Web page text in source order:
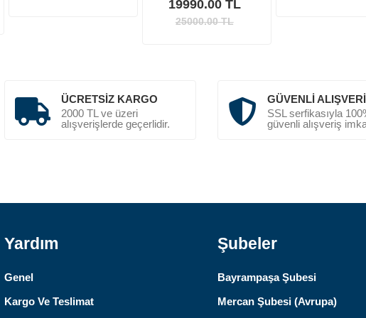
19990.00 TL
25000.00TL
ÜCRETSIZ KARGO
2000 TL ve üzeri
alışverişlerde geçerlidir.
GÜVENLI
SSL serfikasıyla
güvenli alışveriş
Yardım
Genel
Kargo Ve Teslimat
Şubeler
Bayrampaşa Şubesi
Mercan Şubesi (Avrupa)